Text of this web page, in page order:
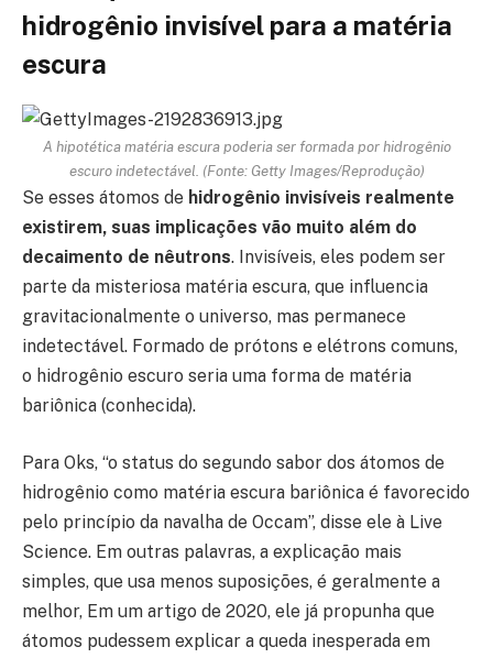
hidrogênio invisível para a matéria
escura
A hipotética matéria escura poderia ser formada por hidrogênio
escuro indetectável. (Fonte: Getty Images/Reprodução)
Se esses átomos de hidrogênio invisíveis realmente
existirem, suas implicações vão muito além do
decaimento de nêutrons. Invisíveis, eles podem ser
parte da misteriosa matéria escura, que influencia
gravitacionalmente o universo, mas permanece
indetectável. Formado de prótons e elétrons comuns,
o hidrogênio escuro seria uma forma de matéria
bariônica (conhecida).
Para Oks, “o status do segundo sabor dos átomos de
hidrogênio como matéria escura bariônica é favorecido
pelo princípio da navalha de Occam”, disse ele à Live
Science. Em outras palavras, a explicação mais
simples, que usa menos suposições, é geralmente a
melhor, Em um artigo de 2020, ele já propunha que
átomos pudessem explicar a queda inesperada em